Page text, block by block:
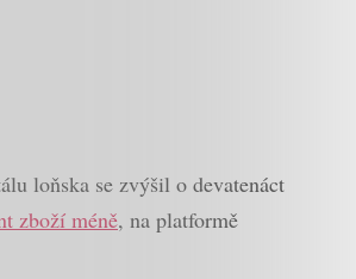
loňska se zvýšil o devatenáct
zboží méně, na platformě